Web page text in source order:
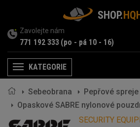
SHOP.
Zavolejte nám
771 192 333 (po - pá 10 - 16)
MenuKATEGORIE
Sebeobrana
Pepřové spreje
Opaskové SABRE nylonové
SECURITY